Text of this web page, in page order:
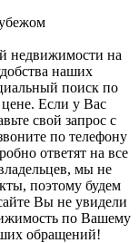
недвижимости на
наших
поиск по
Если у Вас
свой запрос с
по телефону
ответят на все
мы не
поэтому будем
Вы не увидели
по Вашему
обращений!